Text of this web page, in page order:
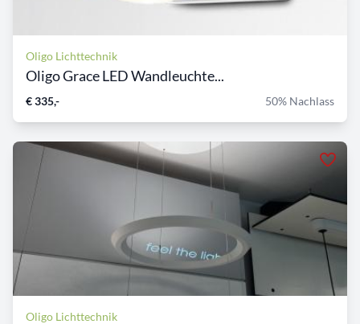
Oligo Lichttechnik
Oligo Grace LED Wandleuchte...
€ 335,- 50% Nachlass
Oligo Lichttechnik